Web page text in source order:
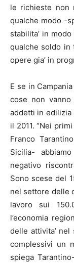
le richieste non
qualche modo -
stabilita’ in
qualche soldo in
opere gia’ in
E se in
cose non
addetti in edilizia
il 2011. “Nei
Franco
Sicilia-
negativo
Sono scese del
nel settore delle
lavoro sui
l’economia
delle attivita’
complessivi un
spiega